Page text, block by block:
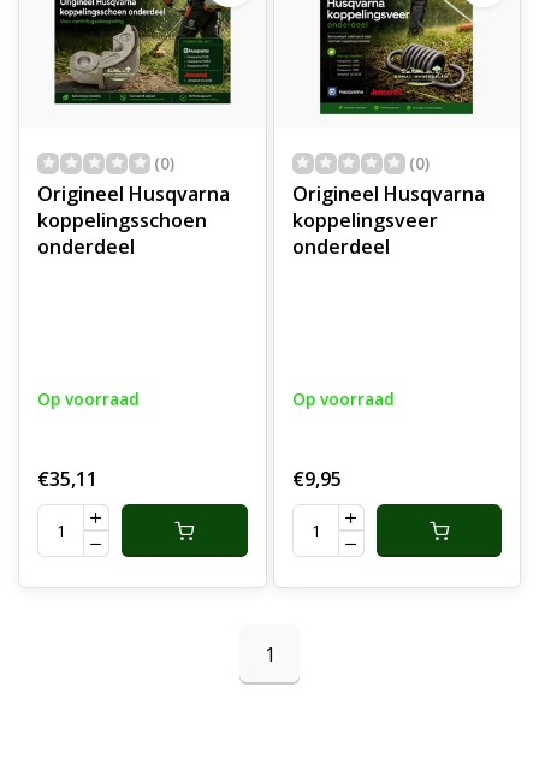
(0)
Origineel Husqvarna
koppelingsschoen
onderdeel
Op voorraad
€35,11
(0)
Origineel Husqvarna
koppelingsveer
onderdeel
Op voorraad
€9,95
1